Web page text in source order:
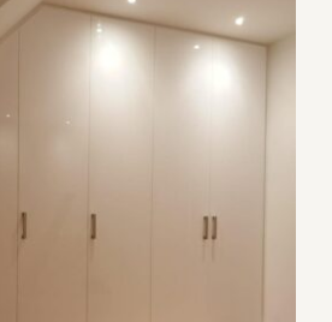
onder schuin
plafond